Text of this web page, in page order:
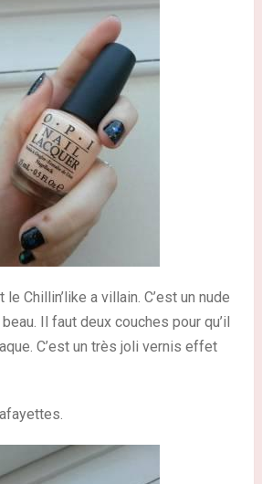
Chillin’like a villain. C’est un nude
Il faut deux couches pour qu’il
C’est un très joli vernis effet